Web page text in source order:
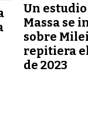
Un
Massa se
sobre
repitiera
de 2023